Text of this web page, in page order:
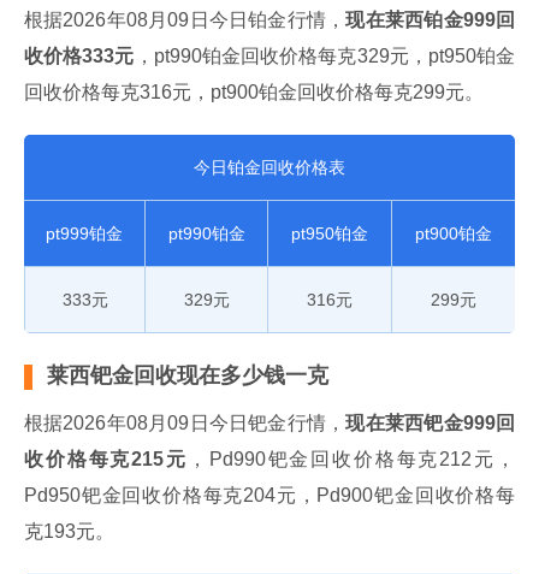
根据2026年08月09日今日铂金行情，现在莱西铂金999回
收价格333元 ，pt990铂金回收价格每克329元，pt950铂金
回收价格每克316元，pt900铂金回收价格每克299元。
今日铂金回收价格表
pt999铂金 pt990铂金 pt950铂金 pt900铂金
333元 329元 316元 299元
莱西钯金回收现在多少钱一克
根据2026年08月09日今日钯金行情，现在莱西钯金999回
收价格每克215元 ，Pd990钯金回收价格每克212元，
Pd950钯金回收价格每克204元，Pd900钯金回收价格每
克193元。